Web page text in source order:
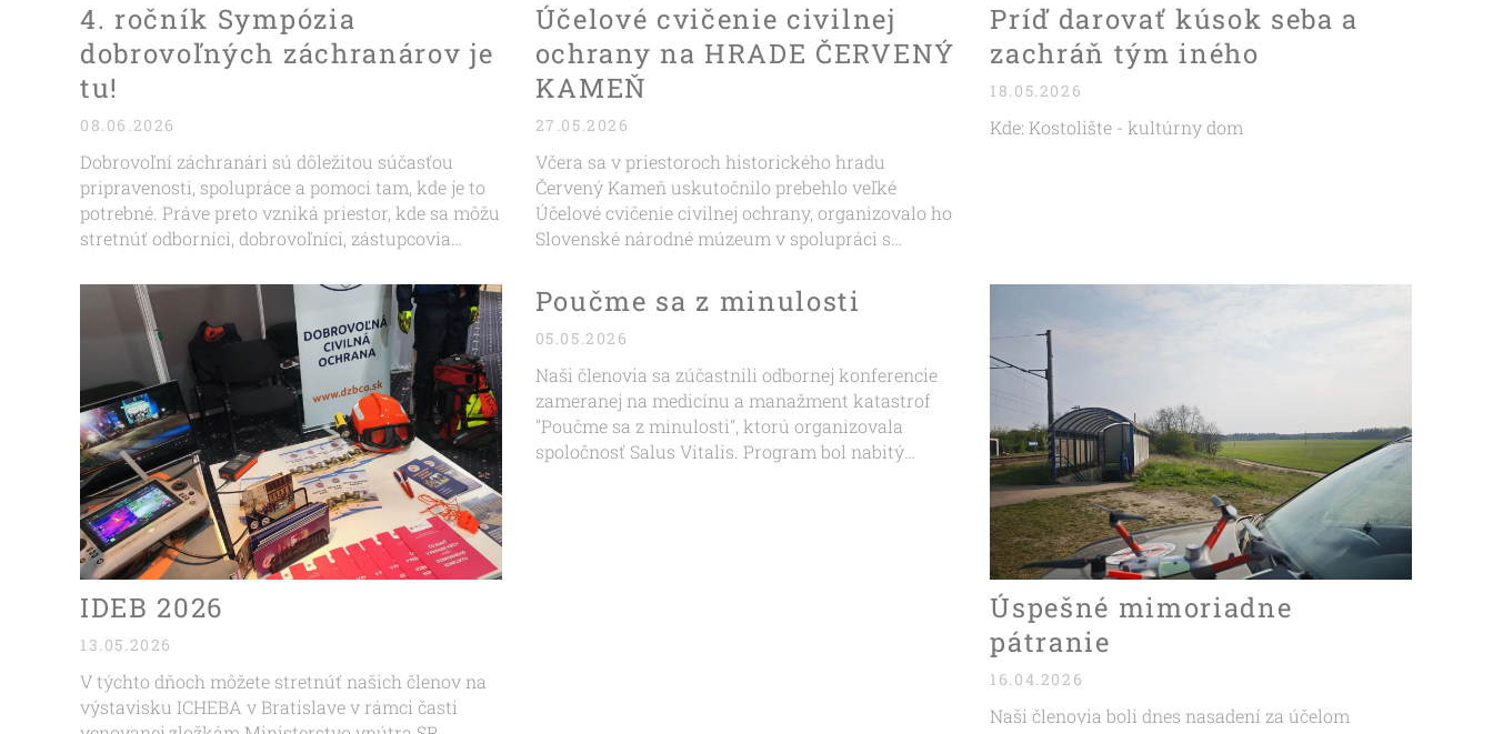
4. ročník Sympózia
dobrovoľných záchranárov je
tu!
08.06.2026
Dobrovoľní záchranári sú dôležitou súčasťou
pripravenosti, spolupráce a pomoci tam, kde je to
potrebné. Práve preto vzniká priestor, kde sa môžu
stretnúť odborníci, dobrovoľníci, zástupcovia
Účelové cvičenie civilnej
ochrany na HRADE ČERVENÝ
KAMEŇ
27.05.2026
Včera sa v priestoroch historického hradu
Červený Kameň uskutočnilo prebehlo veľké
Účelové cvičenie civilnej ochrany, organizovalo ho
Slovenské národné múzeum v spolupráci s
Pezinok.
Príď darovať kúsok seba a
zachráň tým iného
18.05.2026
Kde: Kostolište - kultúrny dom
IDEB 2026
13.05.2026
V týchto dňoch môžete stretnúť našich členov na
výstavisku ICHEBA v Bratislave v rámci časti
Poučme sa z minulosti
05.05.2026
Naši členovia sa zúčastnili odbornej konferencie
zameranej na medicínu a manažment katastrof
"Poučme sa z minulosti", ktorú organizovala
spoločnosť Salus Vitalis. Program bol nabitý
Úspešné mimoriadne
pátranie
16.04.2026
Naši členovia boli dnes nasadení za účelom